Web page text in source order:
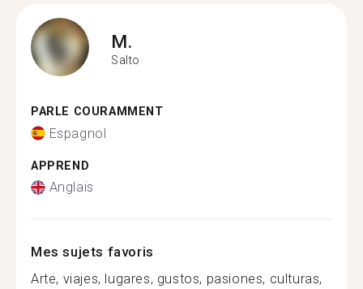
M.
Salto
PARLE COURAMMENT
Espagnol
APPREND
Anglais
Mes sujets favoris
Arte, viajes, lugares, gustos, pasiones, culturas,